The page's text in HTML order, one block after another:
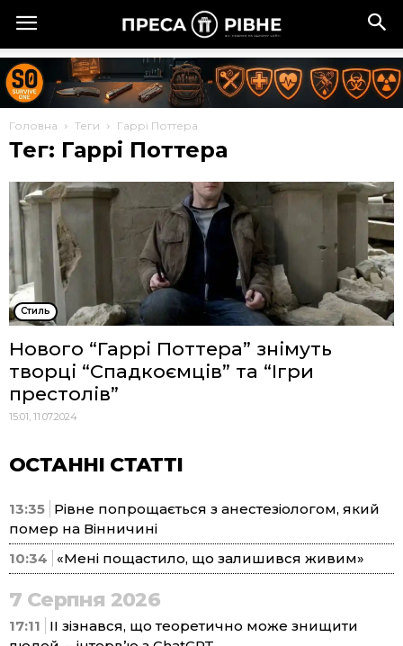
Головна Теги Гаррі Поттера
Тег: Гаррі Поттера
Стиль
Нового “Гаррі Поттера” знімуть
творці “Спадкоємців” та “Ігри
престолів”
15:01, 11.07.2024
ОСТАННІ СТАТТІ
13:35 Рівне попрощається з анестезіологом, який
помер на Вінничині
10:34
«Мені пощастило, що залишився живим»
7 Серпня 2026
17:11
ІІ зізнався, що теоретично може знищити